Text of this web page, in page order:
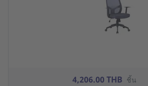
4,206.00 THB ชิ้น